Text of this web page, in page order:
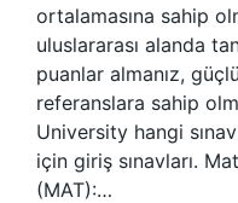
ortalamasına sahip
uluslararası alanda
puanlar almanız,
referanslara sahip
University hangi
için giriş sınavları.
(MAT):…